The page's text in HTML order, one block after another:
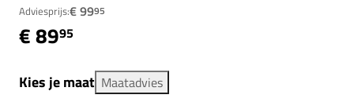
Adviesprijs:€ 9995
€ 8995
Kies je maat Maatadvies